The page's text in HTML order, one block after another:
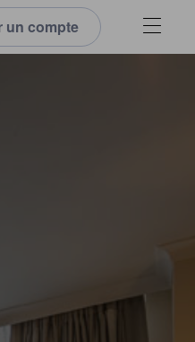
un compte